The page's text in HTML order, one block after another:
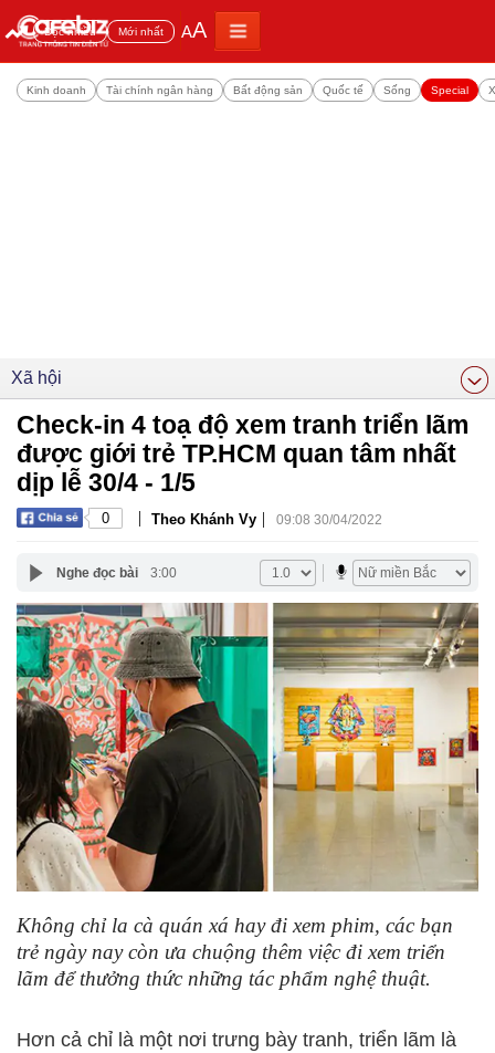
Đọc nhiều Mới nhất AA
Kinh doanh Tài chính ngân hàng Bất động sản Quốc tế Sống Special
Xã hội
Check-in 4 toạ độ xem tranh triển lãm
được giới trẻ TP.HCM quan tâm nhất
dịp lễ 30/4 - 1/5
0 | Theo Khánh Vy | 09:08 30/04/2022
Nghe đọc bài 3:00
Không chỉ la cà quán xá hay đi xem phim, các bạn
trẻ ngày nay còn ưa chuộng thêm việc đi xem triển
lãm để thưởng thức những tác phẩm nghệ thuật.
Hơn cả chỉ là một nơi trưng bày tranh, triển lãm là